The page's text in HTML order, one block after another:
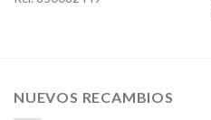
NUEVOS RECAMBIOS